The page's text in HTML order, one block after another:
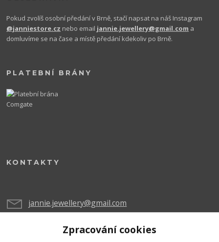
Pokud zvolíš osobní předání v Brně, stačí napsat na náš Instagram
@janniestore.cz nebo email jannie.jewellery@gmail.com a
domluvíme se na čase a místě předání kdekoliv po Brně.
PLATEBNÍ BRÁNY
KONTAKTY
jannie.jewellery@gmail.com
Zpracování cookies